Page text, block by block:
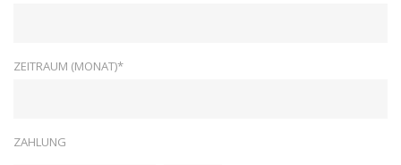
ZEITRAUM (MONAT)*
ZAHLUNG